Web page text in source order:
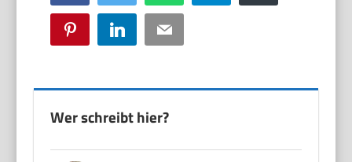
Pinterest LinkedIn Email
Wer schreibt hier?